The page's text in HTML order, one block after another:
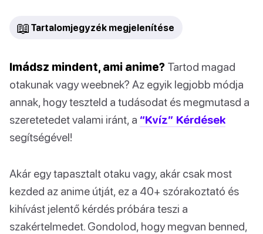
📖 Tartalomjegyzék megjelenítése
Imádsz mindent, ami anime? Tartod magad
otakunak vagy weebnek? Az egyik legjobb módja
annak, hogy teszteld a tudásodat és megmutasd a
szeretetedet valami iránt, a “Kvíz” Kérdések
segítségével!
Akár egy tapasztalt otaku vagy, akár csak most
kezded az anime útját, ez a 40+ szórakoztató és
kihívást jelentő kérdés próbára teszi a
szakértelmedet. Gondolod, hogy megvan benned,